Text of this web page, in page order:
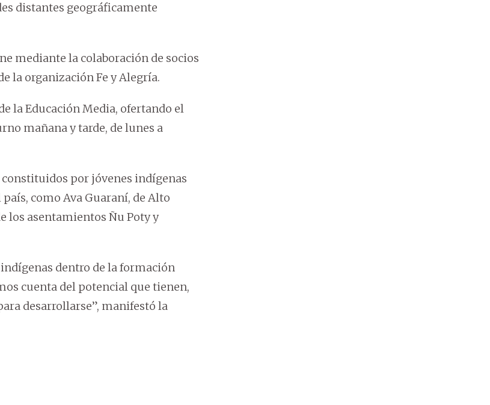
distantes geográficamente
mediante la colaboración de socios
la organización Fe y Alegría.
la Educación Media, ofertando el
mañana y tarde, de lunes a
por jóvenes indígenas
como Ava Guaraní, de Alto
los asentamientos Ñu Poty y
dentro de la formación
cuenta del potencial que tienen,
desarrollarse”, manifestó la